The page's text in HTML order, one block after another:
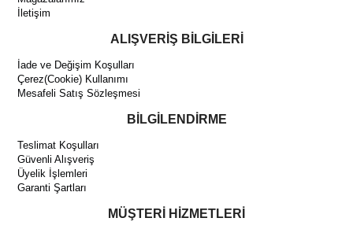
İletişim
ALIŞVERİŞ BİLGİLERİ
İade ve Değişim Koşulları
Çerez(Cookie) Kullanımı
Mesafeli Satış Sözleşmesi
BİLGİLENDİRME
Teslimat Koşulları
Güvenli Alışveriş
Üyelik İşlemleri
Garanti Şartları
MÜŞTERİ HİZMETLERİ